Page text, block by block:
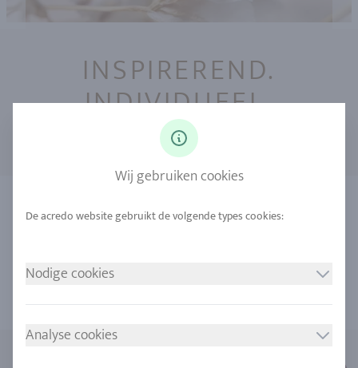
INSPIREREND.
INDIVIDUEEL.
DUURZAAM.
Wij gebruiken cookies
Nodige cookies
Analyse cookies